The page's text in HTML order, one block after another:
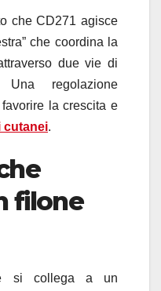
che CD271 agisce
che coordina la
due vie di
Una regolazione
la crescita e
cutanei.
filone
si collega a un